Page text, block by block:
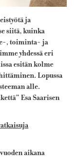
ja
siitä, kuinka
, toiminta- ja
yhdessä eri
esitän kolme
Lopussa
alle.
Esa Saarisen
aikana